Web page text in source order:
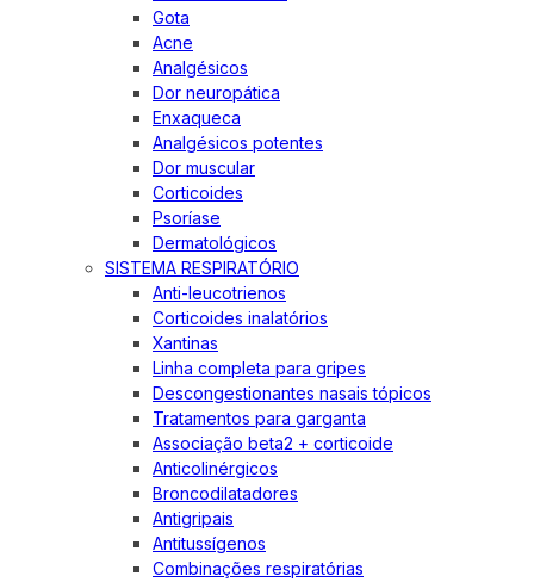
Gota
Acne
Analgésicos
Dor neuropática
Enxaqueca
Analgésicos potentes
Dor muscular
Corticoides
Psoríase
Dermatológicos
SISTEMA RESPIRATÓRIO
Anti-leucotrienos
Corticoides inalatórios
Xantinas
Linha completa para gripes
Descongestionantes nasais tópicos
Tratamentos para garganta
Associação beta2 + corticoide
Anticolinérgicos
Broncodilatadores
Antigripais
Antitussígenos
Combinações respiratórias